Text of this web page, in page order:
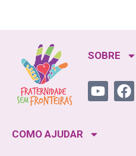
SOBRE
COMO AJUDAR